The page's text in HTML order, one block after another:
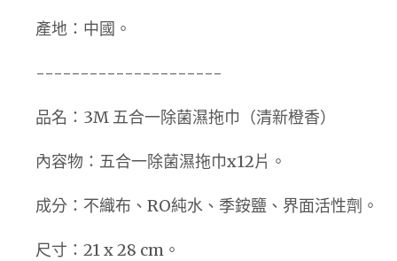
產地：中國。
---------------------
品名：3M 五合一除菌濕拖巾（清新橙香）
內容物：五合一除菌濕拖巾x12片。
成分：不織布、RO純水、季銨鹽、界面活性劑。
尺寸：21 x 28 cm。